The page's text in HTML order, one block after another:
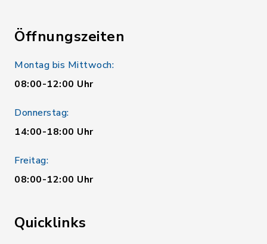
Öffnungszeiten
Montag bis Mittwoch:
08:00-12:00 Uhr
Donnerstag:
14:00-18:00 Uhr
Freitag:
08:00-12:00 Uhr
Quicklinks